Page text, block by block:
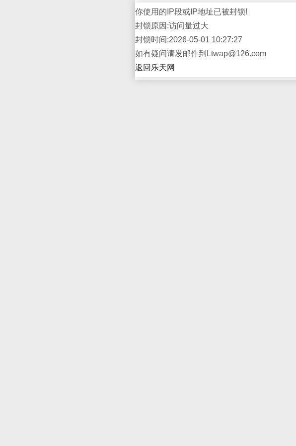
你使用的IP段或IP地址已被封锁!
封锁原因:访问量过大
封锁时间:2026-05-01 10:27:27
如有疑问请发邮件到Ltwap@126.com
返回乐天网